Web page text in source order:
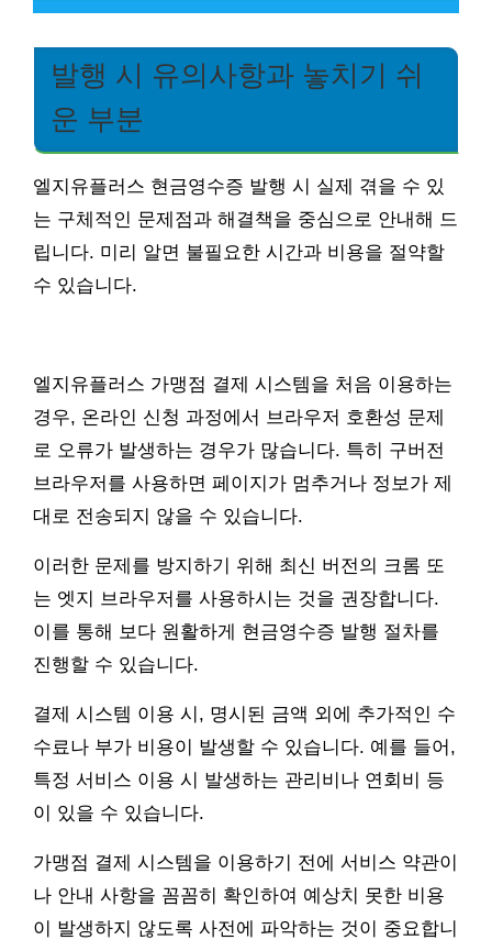
발행 시 유의사항과 놓치기 쉬
운 부분
엘지유플러스 현금영수증 발행 시 실제 겪을 수 있
는 구체적인 문제점과 해결책을 중심으로 안내해 드
립니다. 미리 알면 불필요한 시간과 비용을 절약할
수 있습니다.
엘지유플러스 가맹점 결제 시스템을 처음 이용하는
경우, 온라인 신청 과정에서 브라우저 호환성 문제
로 오류가 발생하는 경우가 많습니다. 특히 구버전
브라우저를 사용하면 페이지가 멈추거나 정보가 제
대로 전송되지 않을 수 있습니다.
이러한 문제를 방지하기 위해 최신 버전의 크롬 또
는 엣지 브라우저를 사용하시는 것을 권장합니다.
이를 통해 보다 원활하게 현금영수증 발행 절차를
진행할 수 있습니다.
결제 시스템 이용 시, 명시된 금액 외에 추가적인 수
수료나 부가 비용이 발생할 수 있습니다. 예를 들어,
특정 서비스 이용 시 발생하는 관리비나 연회비 등
이 있을 수 있습니다.
가맹점 결제 시스템을 이용하기 전에 서비스 약관이
나 안내 사항을 꼼꼼히 확인하여 예상치 못한 비용
이 발생하지 않도록 사전에 파악하는 것이 중요합니